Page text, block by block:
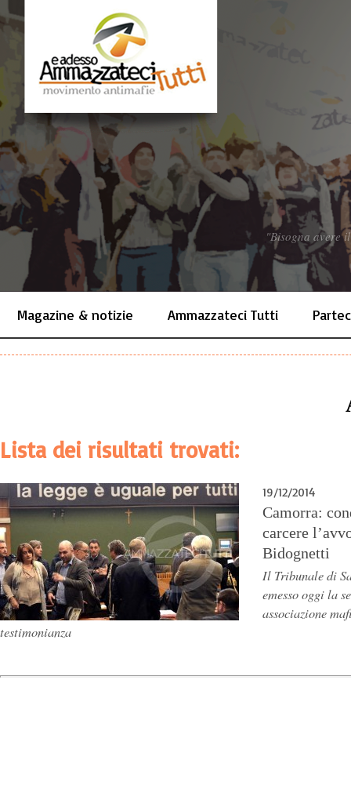
"Bisogna avere
Magazine & notizie Ammazzateci Tutti
Lista dei risultati trovati:
19/12/2014
Camorra:
carcere
Bidognetti
Il Tribunale di
emesso oggi la
associazione
testimonianza